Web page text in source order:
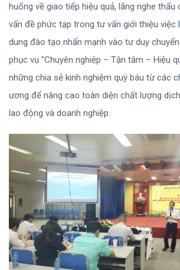
huống về giao tiếp hiệu quả, lắng nghe thấu
vấn đề phức tạp trong tư vấn giới thiệu việc
dung đào tạo nhấn mạnh vào tư duy
phục vụ "Chuyên nghiệp – Tận tâm – Hiệu
những chia sẻ kinh nghiệm quý báu từ các
ương để nâng cao toàn diện chất lượng
lao động và doanh nghiệp.